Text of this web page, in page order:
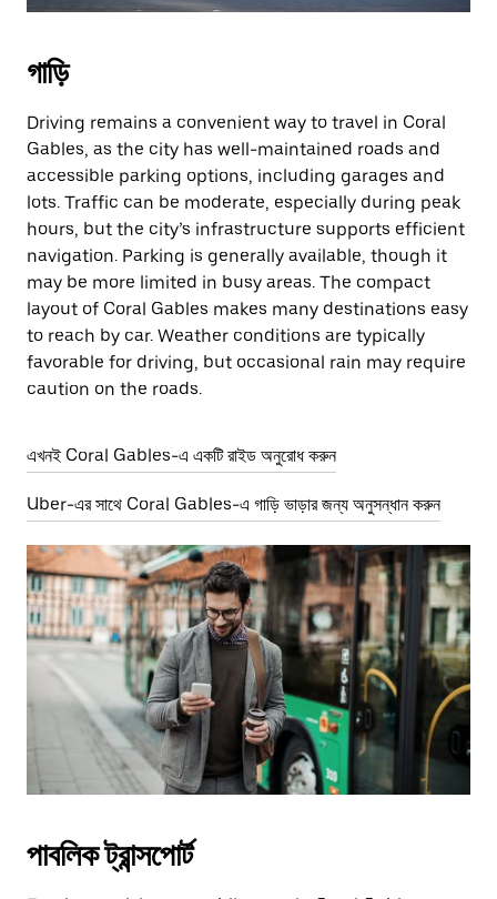
গাড়ি
Driving remains a convenient way to travel in Coral
Gables, as the city has well-maintained roads and
accessible parking options, including garages and
lots. Traffic can be moderate, especially during peak
hours, but the city’s infrastructure supports efficient
navigation. Parking is generally available, though it
may be more limited in busy areas. The compact
layout of Coral Gables makes many destinations easy
to reach by car. Weather conditions are typically
favorable for driving, but occasional rain may require
caution on the roads.
এখনই Coral Gables-এ একটি রাইড অনুরোধ করুন
Uber-এর সাথে Coral Gables-এ গাড়ি ভাড়ার জন্য অনুসন্ধান করুন
পাবলিক ট্রান্সপোর্ট